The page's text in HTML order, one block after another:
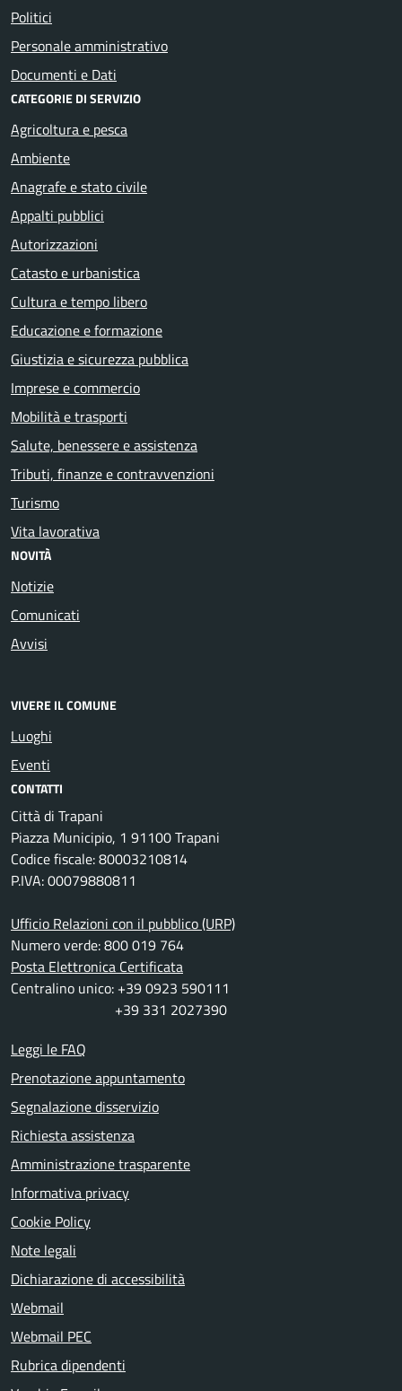
Politici
Personale amministrativo
Documenti e Dati
CATEGORIE DI SERVIZIO
Agricoltura e pesca
Ambiente
Anagrafe e stato civile
Appalti pubblici
Autorizzazioni
Catasto e urbanistica
Cultura e tempo libero
Educazione e formazione
Giustizia e sicurezza pubblica
Imprese e commercio
Mobilità e trasporti
Salute, benessere e assistenza
Tributi, finanze e contravvenzioni
Turismo
Vita lavorativa
NOVITÀ
Notizie
Comunicati
Avvisi
VIVERE IL COMUNE
Luoghi
Eventi
CONTATTI
Città di Trapani
Piazza Municipio, 1 91100 Trapani
Codice fiscale: 80003210814
P.IVA: 00079880811
Ufficio Relazioni con il pubblico (URP)
Numero verde: 800 019 764
Posta Elettronica Certificata
Centralino unico: +39 0923 590111
+39 331 2027390
Leggi le FAQ
Prenotazione appuntamento
Segnalazione disservizio
Richiesta assistenza
Amministrazione trasparente
Informativa privacy
Cookie Policy
Note legali
Dichiarazione di accessibilità
Webmail
Webmail PEC
Rubrica dipendenti